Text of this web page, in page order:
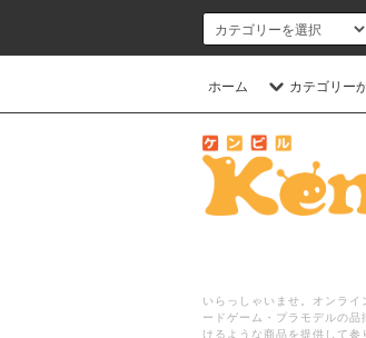
ホーム カテゴリー
いらっしゃいませ。オンラ
ードゲーム・プラモデルの
けるような商品を提供して参